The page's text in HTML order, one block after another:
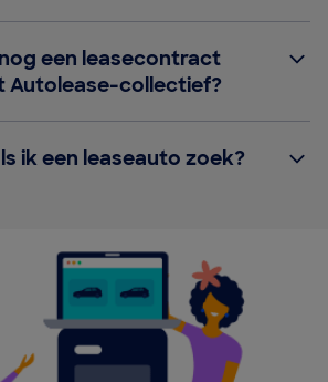
nog een leasecontract
Autolease-collectief?
ik een leaseauto zoek?